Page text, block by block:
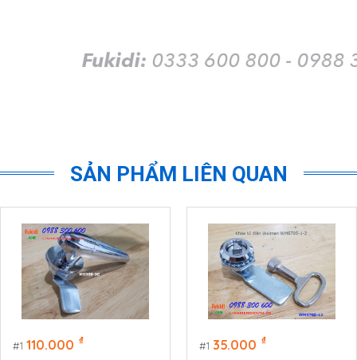
SẢN PHẨM LIÊN QUAN
1 110.000 ₫ 1 35.000 ₫